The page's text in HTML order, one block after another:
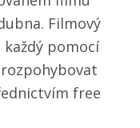
Filmový
pomocí
free